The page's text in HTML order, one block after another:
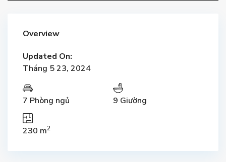
Overview
Updated On:
Tháng 5 23, 2024
7 Phòng ngủ 9 Giường
230 m2